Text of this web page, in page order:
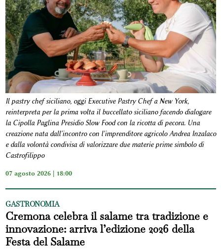
Il pastry chef siciliano, oggi Executive Pastry Chef a New York,
reinterpreta per la prima volta il buccellato siciliano facendo dialogare
la Cipolla Paglina Presidio Slow Food con la ricotta di pecora. Una
creazione nata dall'incontro con l'imprenditore agricolo Andrea Inzalaco
e dalla volontà condivisa di valorizzare due materie prime simbolo di
Castrofilippo
07 agosto 2026 | 18:00
GASTRONOMIA
Cremona celebra il salame tra tradizione e
innovazione: arriva l’edizione 2026 della
Festa del Salame